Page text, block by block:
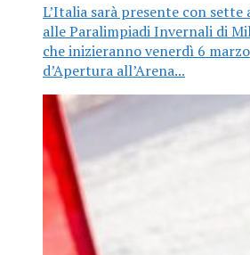
L’Italia sarà presente con
alle Paralimpiadi Invernali di
che inizieranno venerdì 6
d’Apertura all’Arena...